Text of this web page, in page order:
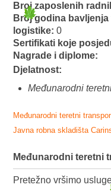
Broj zaposlenih
Broj godina
logistike:0
Sertifikati koje
Nagrade i diplome:
Djelatnost:
Međunarodni
Međunarodni teretni
Javna robna skladišta
Međunarodni teretni
Pretežno vršimo